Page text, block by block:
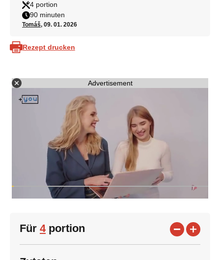
4 portion
90 minuten
Tomáš, 09. 01. 2026
Rezept drucken
Advertisement
Für 4portion